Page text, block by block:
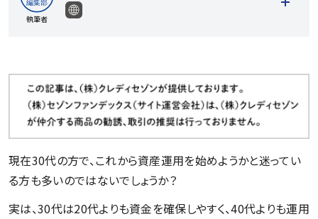
執筆者
記事一覧を見る
現在30代の方で、これから資産運用を始めようかと迷ってい
る方も多いのではないでしょうか？
実は、30代は20代よりも資金を確保しやすく、40代よりも運用